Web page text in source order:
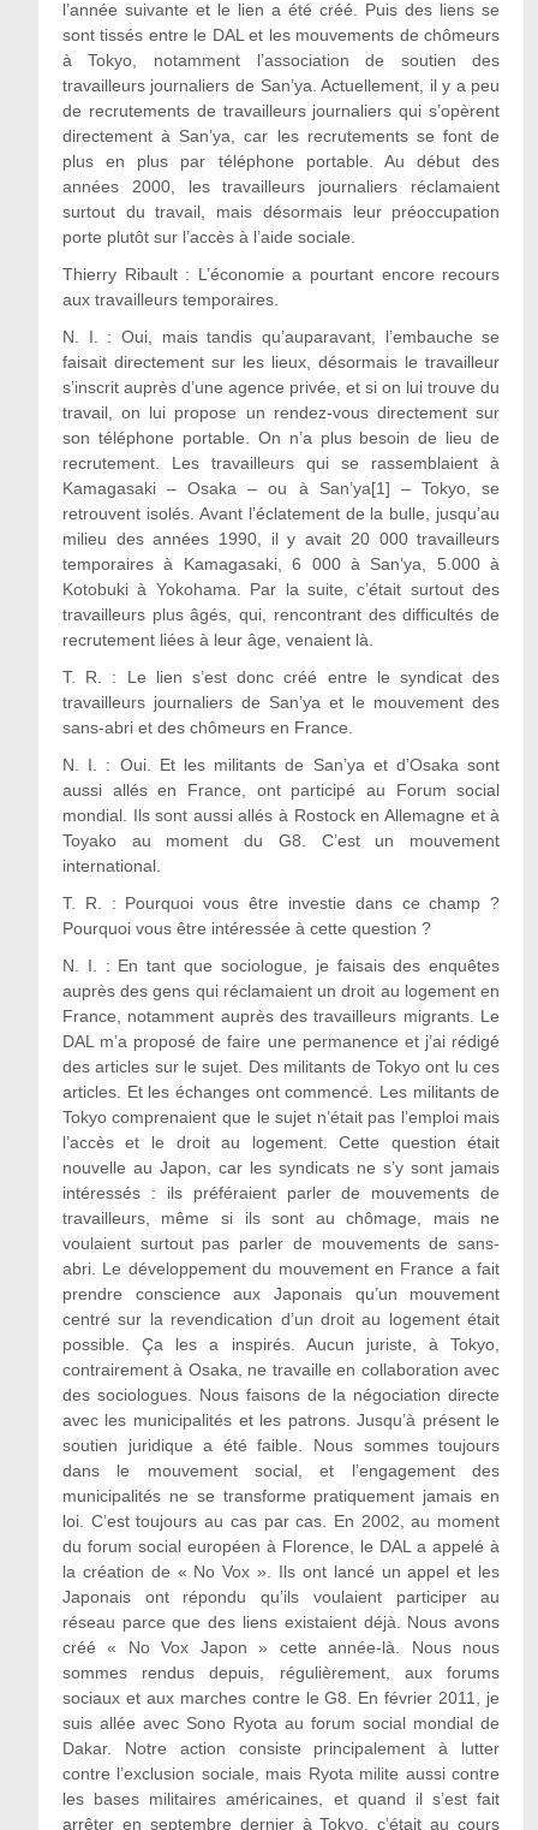
l’année suivante et le lien a été créé. Puis des liens se
sont tissés entre le DAL et les mouvements de chômeurs
à Tokyo, notamment l’association de soutien des
travailleurs journaliers de San’ya. Actuellement, il y a peu
de recrutements de travailleurs journaliers qui s’opèrent
directement à San’ya, car les recrutements se font de
plus en plus par téléphone portable. Au début des
années 2000, les travailleurs journaliers réclamaient
surtout du travail, mais désormais leur préoccupation
porte plutôt sur l’accès à l’aide sociale.
Thierry Ribault : L’économie a pourtant encore recours
aux travailleurs temporaires.
N. I. : Oui, mais tandis qu’auparavant, l’embauche se
faisait directement sur les lieux, désormais le travailleur
s’inscrit auprès d’une agence privée, et si on lui trouve du
travail, on lui propose un rendez-vous directement sur
son téléphone portable. On n’a plus besoin de lieu de
recrutement. Les travailleurs qui se rassemblaient à
Kamagasaki – Osaka – ou à San’ya[1] – Tokyo, se
retrouvent isolés. Avant l’éclatement de la bulle, jusqu’au
milieu des années 1990, il y avait 20 000 travailleurs
temporaires à Kamagasaki, 6 000 à San’ya, 5.000 à
Kotobuki à Yokohama. Par la suite, c’était surtout des
travailleurs plus âgés, qui, rencontrant des difficultés de
recrutement liées à leur âge, venaient là.
T. R. : Le lien s’est donc créé entre le syndicat des
travailleurs journaliers de San’ya et le mouvement des
sans-abri et des chômeurs en France.
N. I. : Oui. Et les militants de San’ya et d’Osaka sont
aussi allés en France, ont participé au Forum social
mondial. Ils sont aussi allés à Rostock en Allemagne et à
Toyako au moment du G8. C’est un mouvement
international.
T. R. : Pourquoi vous être investie dans ce champ ?
Pourquoi vous être intéressée à cette question ?
N. I. : En tant que sociologue, je faisais des enquêtes
auprès des gens qui réclamaient un droit au logement en
France, notamment auprès des travailleurs migrants. Le
DAL m’a proposé de faire une permanence et j’ai rédigé
des articles sur le sujet. Des militants de Tokyo ont lu ces
articles. Et les échanges ont commencé. Les militants de
Tokyo comprenaient que le sujet n’était pas l’emploi mais
l’accès et le droit au logement. Cette question était
nouvelle au Japon, car les syndicats ne s’y sont jamais
intéressés : ils préféraient parler de mouvements de
travailleurs, même si ils sont au chômage, mais ne
voulaient surtout pas parler de mouvements de sans-
abri. Le développement du mouvement en France a fait
prendre conscience aux Japonais qu’un mouvement
centré sur la revendication d’un droit au logement était
possible. Ça les a inspirés. Aucun juriste, à Tokyo,
contrairement à Osaka, ne travaille en collaboration avec
des sociologues. Nous faisons de la négociation directe
avec les municipalités et les patrons. Jusqu’à présent le
soutien juridique a été faible. Nous sommes toujours
dans le mouvement social, et l’engagement des
municipalités ne se transforme pratiquement jamais en
loi. C’est toujours au cas par cas. En 2002, au moment
du forum social européen à Florence, le DAL a appelé à
la création de « No Vox ». Ils ont lancé un appel et les
Japonais ont répondu qu’ils voulaient participer au
réseau parce que des liens existaient déjà. Nous avons
créé « No Vox Japon » cette année-là. Nous nous
sommes rendus depuis, régulièrement, aux forums
sociaux et aux marches contre le G8. En février 2011, je
suis allée avec Sono Ryota au forum social mondial de
Dakar. Notre action consiste principalement à lutter
contre l’exclusion sociale, mais Ryota milite aussi contre
les bases militaires américaines, et quand il s’est fait
arrêter en septembre dernier à Tokyo, c’était au cours